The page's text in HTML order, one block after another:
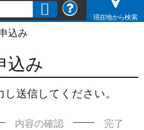
現在地から検索
込み
込み
し送信してください。
内容の確認 完了